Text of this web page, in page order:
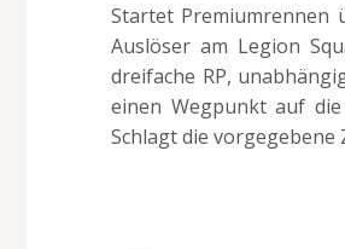
Startet Premiumrennen
Auslöser am Legion
dreifache RP,
einen Wegpunkt auf
Schlagt die